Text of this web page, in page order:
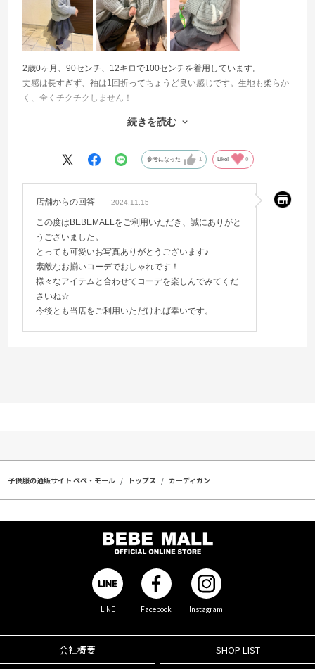
2歳0ヶ月、90センチ、12キロで100センチを着用しています。
丈感は長すぎず、袖は1回折ってちょうど良い感じです。生地も柔らか
く、全くチクチクしません！
ルスカート合わせもとっても可愛かったです！
ーデに取り入れやすかったです♪
続きを読む
参考になった 1 Like! 0
店舗からの回答 2024.11.15
この度はBEBEMALLをご利用いただき、誠にありがと
うございました。
とっても可愛いお写真ありがとうございます♪
素敵なお揃いコーデでおしゃれです！
様々なアイテムと合わせてコーデを楽しんでみてくだ
さいね☆
今後とも当店をご利用いただければ幸いです。
子供服の通販サイト ベベ・モール トップス カーディガン
LINE Facebook Instagram
会社概要 SHOP LIST